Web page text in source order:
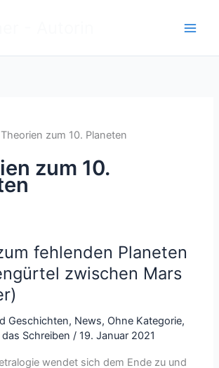
Theorien zum 10. Planeten
zum 10.
fehlenden Planeten
zwischen Mars
Geschichten, News, Ohne Kategorie,
das Schreiben /19. Januar 2021
wendet sich dem Ende zu und